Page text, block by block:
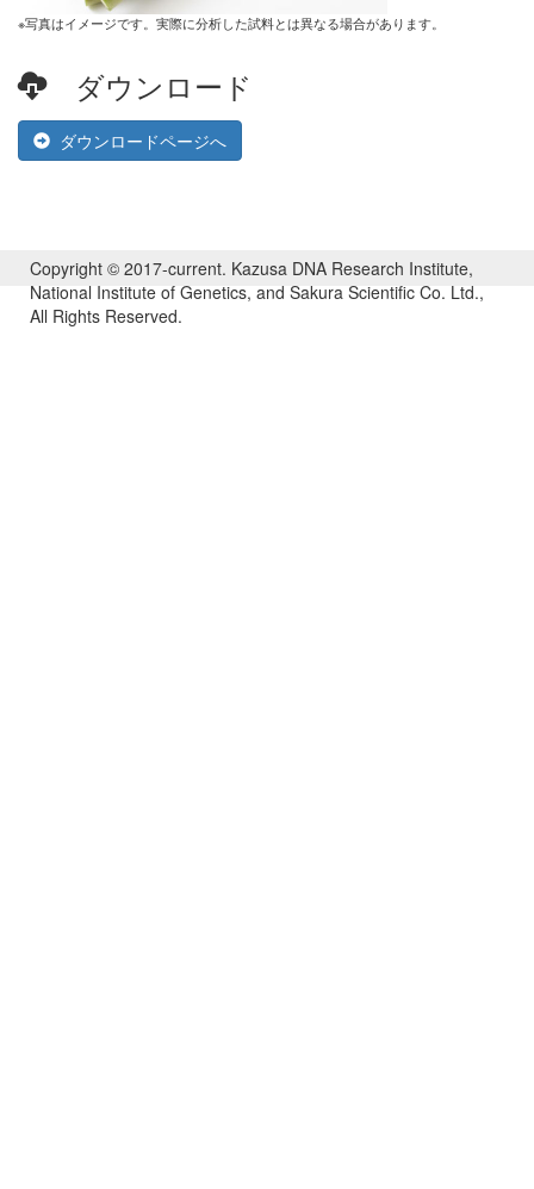
※写真はイメージです。実際に分析した試料とは異なる場合があります。
ダウンロード
ダウンロードページへ
Copyright © 2017-current. Kazusa DNA Research Institute,
National Institute of Genetics, and Sakura Scientific Co. Ltd.,
All Rights Reserved.